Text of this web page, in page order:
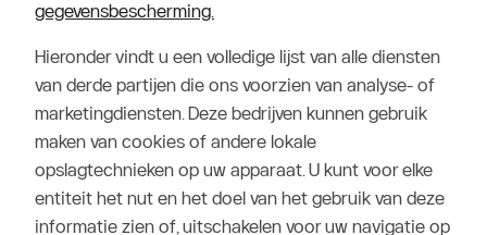
gegevensbescherming.
Hieronder vindt u een volledige lijst van alle diensten
van derde partijen die ons voorzien van analyse- of
marketingdiensten. Deze bedrijven kunnen gebruik
maken van cookies of andere lokale
opslagtechnieken op uw apparaat. U kunt voor elke
entiteit het nut en het doel van het gebruik van deze
informatie zien of, uitschakelen voor uw navigatie op